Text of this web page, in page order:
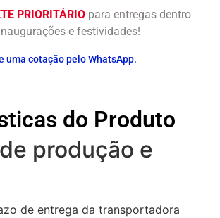
PRIORITÁRIO para entregas dentro
e festividades!
uma cotação pelo WhatsApp.
do Produto
produção e
de entrega da transportadora